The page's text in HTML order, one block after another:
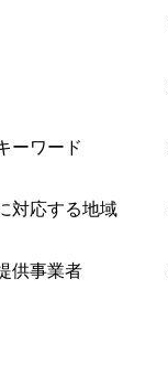
ーワード
対応する地域
供事業者